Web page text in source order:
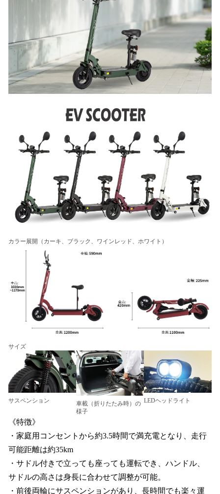
カラー展開（カーキ、ブラック、ワインレッド、ホワイト）
サイズ
サスペンション
車載（折りたたみ時）の
様子
LEDヘッドライト
《特徴》
・家庭用コンセントから約3.5時間で満充電となり、走行
可能距離は約35km
・サドル付きで立っても座っても運転でき、ハンドル、
サドルの高さは身長に合わせて調整が可能。
・前後両輪にサスペンションがあり、長時間でも楽々運